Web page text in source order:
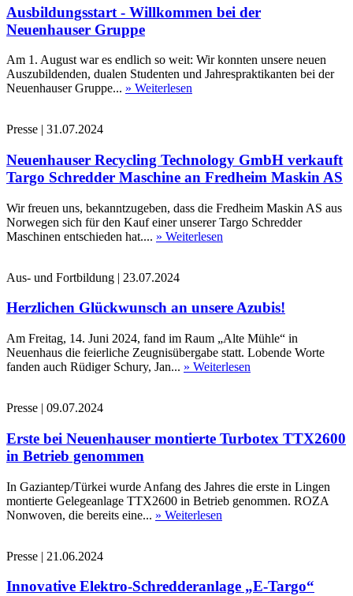
Ausbildungsstart - Willkommen bei der
Neuenhauser Gruppe
Am 1. August war es endlich so weit: Wir konnten unsere neuen
Auszubildenden, dualen Studenten und Jahrespraktikanten bei der
Neuenhauser Gruppe... » Weiterlesen
Presse | 31.07.2024
Neuenhauser Recycling Technology GmbH verkauft
Targo Schredder Maschine an Fredheim Maskin AS
Wir freuen uns, bekanntzugeben, dass die Fredheim Maskin AS aus
Norwegen sich für den Kauf einer unserer Targo Schredder
Maschinen entschieden hat.... » Weiterlesen
Aus- und Fortbildung | 23.07.2024
Herzlichen Glückwunsch an unsere Azubis!
Am Freitag, 14. Juni 2024, fand im Raum „Alte Mühle“ in
Neuenhaus die feierliche Zeugnisübergabe statt. Lobende Worte
fanden auch Rüdiger Schury, Jan... » Weiterlesen
Presse | 09.07.2024
Erste bei Neuenhauser montierte Turbotex TTX2600
in Betrieb genommen
In Gaziantep/Türkei wurde Anfang des Jahres die erste in Lingen
montierte Gelegeanlage TTX2600 in Betrieb genommen. ROZA
Nonwoven, die bereits eine... » Weiterlesen
Presse | 21.06.2024
Innovative Elektro-Schredderanlage „E-Targo“